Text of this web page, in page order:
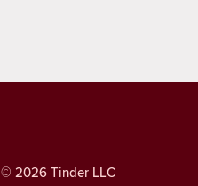
© 2026 Tinder LLC